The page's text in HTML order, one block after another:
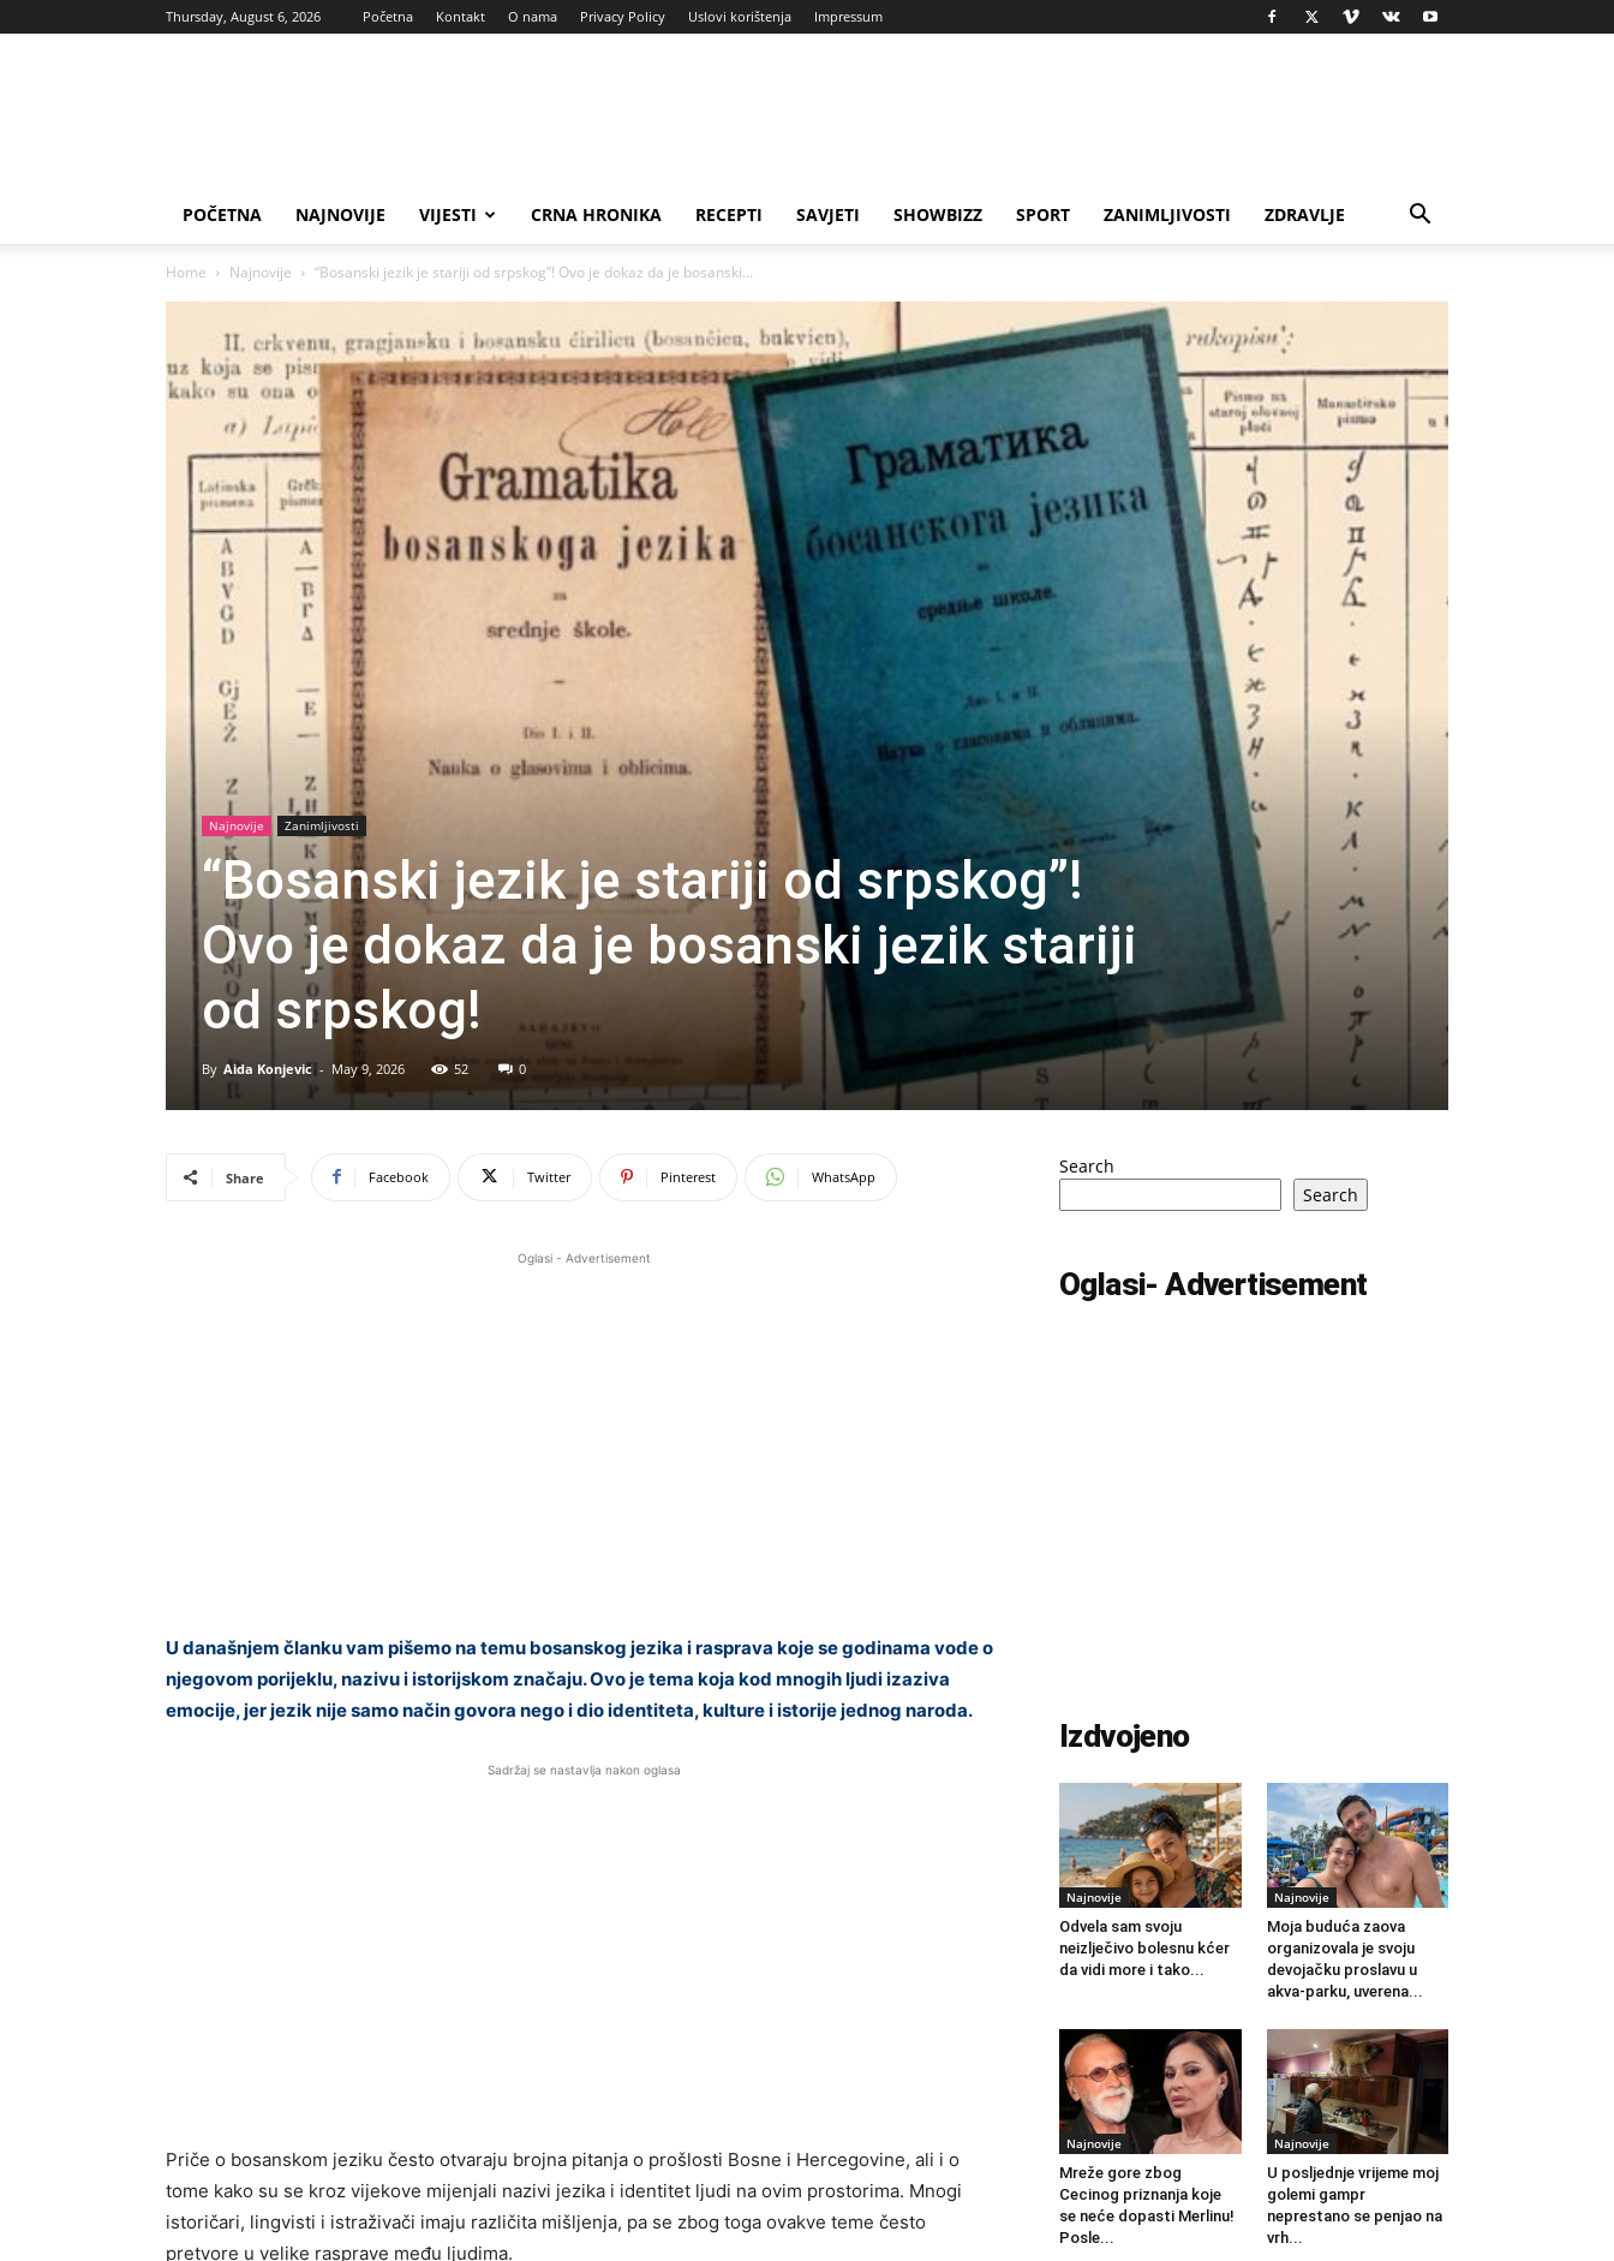
Thursday, August 6, 2026 Početna Kontakt O nama Privacy Policy Uslovi korištenja Impressum
POČETNA NAJNOVIJE VIJESTI CRNA HRONIKA RECEPTI SAVJETI SHOWBIZZ SPORT ZANIMLJIVOSTI ZDRAVLJE
Home Najnovije “Bosanski jezik je stariji od srpskog”! Ovo je dokaz da je bosanski...
Najnovije Zanimljivosti
“Bosanski jezik je stariji od srpskog”!
Ovo je dokaz da je bosanski jezik stariji
od srpskog!
By Aida Konjevic - May 9, 2026 52 0
Share Facebook Twitter Pinterest WhatsApp
Oglasi - Advertisement
U današnjem članku vam pišemo na temu bosanskog jezika i rasprava koje se godinama vode o
njegovom porijeklu, nazivu i istorijskom značaju. Ovo je tema koja kod mnogih ljudi izaziva
emocije, jer jezik nije samo način govora nego i dio identiteta, kulture i istorije jednog naroda.
Sadržaj se nastavlja nakon oglasa
Priče o bosanskom jeziku često otvaraju brojna pitanja o prošlosti Bosne i Hercegovine, ali i o
tome kako su se kroz vijekove mijenjali nazivi jezika i identitet ljudi na ovim prostorima. Mnogi
istoričari, lingvisti i istraživači imaju različita mišljenja, pa se zbog toga ovakve teme često
pretvore u velike rasprave među ljudima.
Search
Search
Oglasi- Advertisement
Izdvojeno
Najnovije
Odvela sam svoju
neizlječivo bolesnu kćer
da vidi more i tako...
Najnovije
Moja buduća zaova
organizovala je svoju
devojačku proslavu u
akva-parku, uverena...
Najnovije
Mreže gore zbog
Cecinog priznanja koje
se neće dopasti Merlinu!
Posle...
Najnovije
U posljednje vrijeme moj
golemi gampr
neprestano se penjao na
vrh...